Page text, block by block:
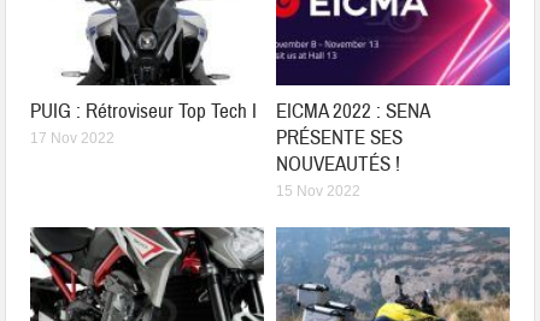
PUIG : Rétroviseur Top Tech I
17 Nov 2022
EICMA 2022 : SENA
PRÉSENTE SES
NOUVEAUTÉS !
15 Nov 2022